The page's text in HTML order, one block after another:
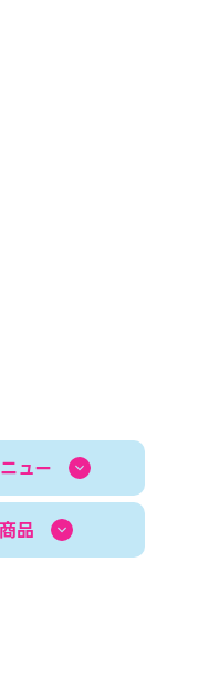
ュー
商品